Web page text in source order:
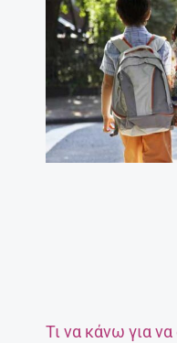
Τι να κάνω για να